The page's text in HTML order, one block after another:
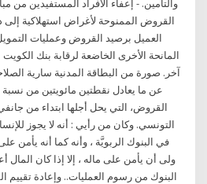
والتأمين. - إعفاء الأفراد المستفيدين من
القروض الممنوحة لأغراض استهلاكية
العميل برصيد القروض وعمليات
المانحة الأخرى الخاضعة لرقابة بنك
عن ما يعادل نقطتين مائويتين من
التونسي. وكان من رأيي : أنه لا يجوز
في البنوك الربويَّة ، وأنه كما أنه يأمن
ولى أن يأمن على ماله ، إلا إذا كان المال
البنوك من رسوم العمليات.. وإعادة تقييم